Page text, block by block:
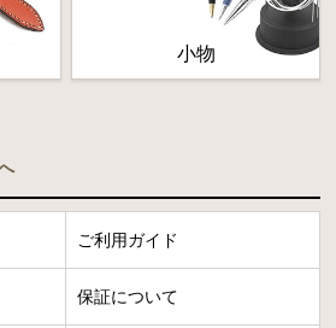
小物
ご利用ガイド
保証について